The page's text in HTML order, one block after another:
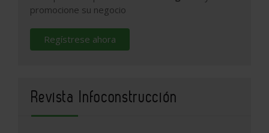
promocione su negocio
Regístrese ahora
Revista Infoconstrucción